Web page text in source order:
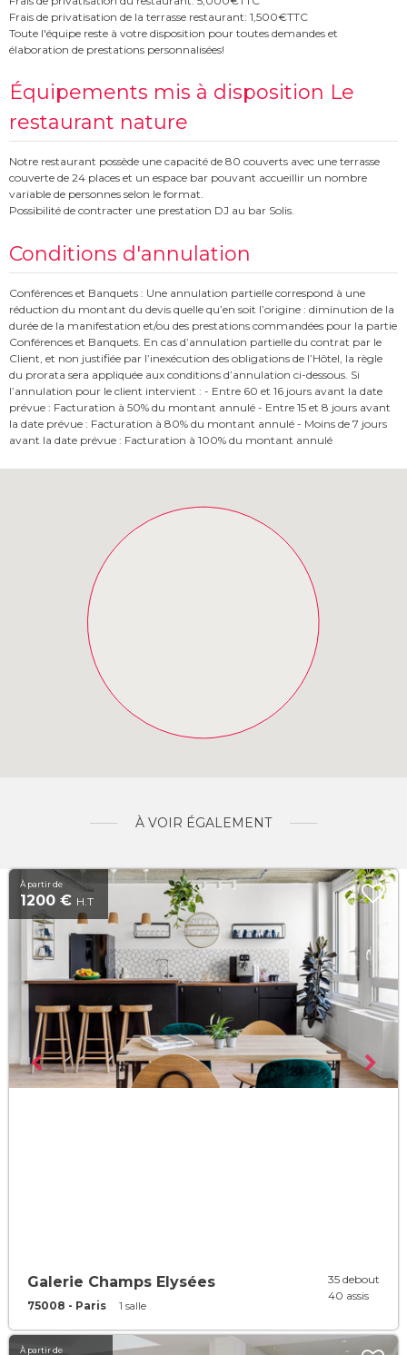
Frais de privatisation de la terrasse restaurant: 1,500€TTC
Toute l'équipe reste à votre disposition pour toutes demandes et
élaboration de prestations personnalisées!
Équipements mis à disposition Le
restaurant nature
Notre restaurant possède une capacité de 80 couverts avec une terrasse
couverte de 24 places et un espace bar pouvant accueillir un nombre
variable de personnes selon le format.
Possibilité de contracter une prestation DJ au bar Solis.
Conditions d'annulation
Conférences et Banquets : Une annulation partielle correspond à une
réduction du montant du devis quelle qu’en soit l’origine : diminution de la
durée de la manifestation et/ou des prestations commandées pour la partie
Conférences et Banquets. En cas d’annulation partielle du contrat par le
Client, et non justifiée par l’inexécution des obligations de l’Hôtel, la règle
du prorata sera appliquée aux conditions d’annulation ci-dessous. Si
l’annulation pour le client intervient : - Entre 60 et 16 jours avant la date
prévue : Facturation à 50% du montant annulé - Entre 15 et 8 jours avant
la date prévue : Facturation à 80% du montant annulé - Moins de 7 jours
avant la date prévue : Facturation à 100% du montant annulé
À VOIR ÉGALEMENT
À partir de
1200 € H.T
Galerie Champs Elysées
75008 - Paris 1 salle
35 debout
40 assis
À partir de